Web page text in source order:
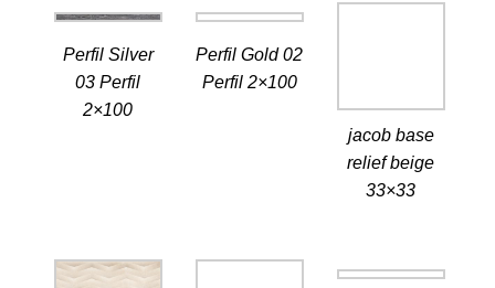
jacob base
relief beige
33×33
Perfil Gold 02
Perfil 2×100
Perfil Silver
03 Perfil
2×100